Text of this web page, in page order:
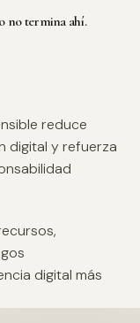
no termina ahí.
reduce
digital y refuerza
digital más